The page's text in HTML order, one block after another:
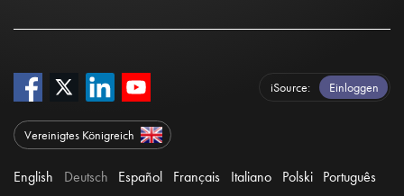
iSource Einloggen
Vereinigtes Königreich
English Deutsch Español Français Italiano Polski Português